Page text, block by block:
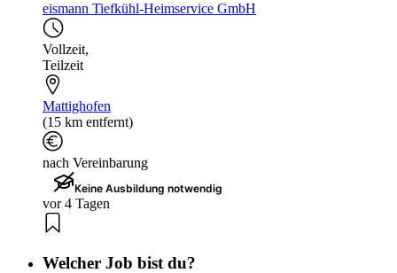
eismann Tiefkühl-Heimservice GmbH
Vollzeit,
Teilzeit
Mattighofen
(15 km entfernt)
nach Vereinbarung
Keine Ausbildung notwendig
vor 4 Tagen
Welcher Job bist du?